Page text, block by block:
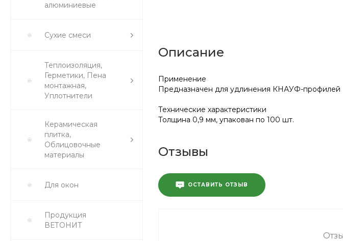
алюминиевые
Сухие смеси
Теплоизоляция,
Герметики, Пена
монтажная,
Уплотнители
Керамическая
плитка,
Облицовочные
материалы
Для окон
Продукция
ВЕТОНИТ
Описание
Применение
Предназначен для удлинения КНАУФ-профилей
Технические характеристики
Толщина 0,9 мм, упакован по 100 шт.
Отзывы
ОСТАВИТЬ ОТЗЫВ